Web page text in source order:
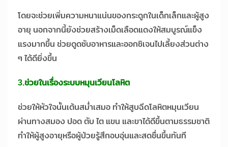
โดยจะช่วยเพิ่มความหนาแน่นของกระดูกในเด็กเล็กและผู้สูง
อายุ นอกจากนี้ยังช่วยสร้างเม็ดเลือดแดงให้สมบูรณ์แข็ง
แรงมากขึ้น ช่วยดูดซับอาหารและออกซิเจนไปเลี้ยงส่วนต่าง
ๆ ได้ดียิ่งขึ้น
3.ช่วยในเรื่องระบบหมุนเวียนโลหิต
ช่วยให้หัวใจนั้นเต้นสม่ำเสมอ ทำให้สูบฉีดโลหิตหมุนเวียน
ผ่านทางสมอง ปอด ตับ ไต แขน และขาได้ดีขึ้นตามธรรมชาติ
ทำให้ผู้สูงอายุหรือผู้ป่วยรู้สึกอบอุ่นและสดชื่นขึ้นทันที